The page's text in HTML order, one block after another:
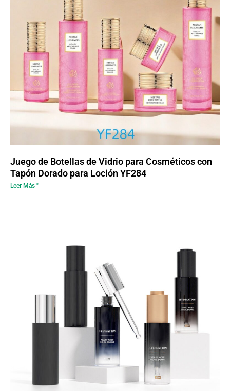
Juego de Botellas de Vidrio para Cosméticos con
Tapón Dorado para Loción YF284
Leer Más "